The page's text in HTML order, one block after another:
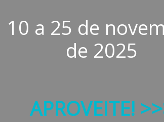
10 a 25 de
de 2025
APROVEITE!